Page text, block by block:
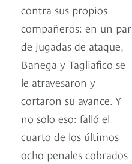
contra sus propios
compañeros: en un par
de jugadas de ataque,
Banega y Tagliafico se
le atravesaron y
cortaron su avance. Y
no solo eso: falló el
cuarto de los últimos
ocho penales cobrados